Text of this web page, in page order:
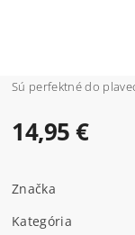
Sú perfektné do
14,95 €
Značka
Kategória